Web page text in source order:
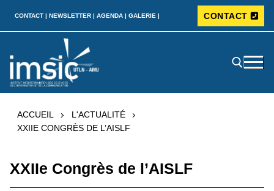
CONTACT | NEWSLETTER | AGENDA | GALERIE | CONTACT
ACCUEIL
L'ACTUALITÉ
XXIIE CONGRÈS DE L’AISLF
XXIIe Congrès de l’AISLF